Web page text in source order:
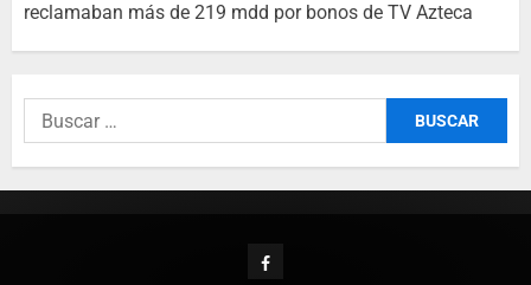
reclamaban más de 219 mdd por bonos de TV Azteca